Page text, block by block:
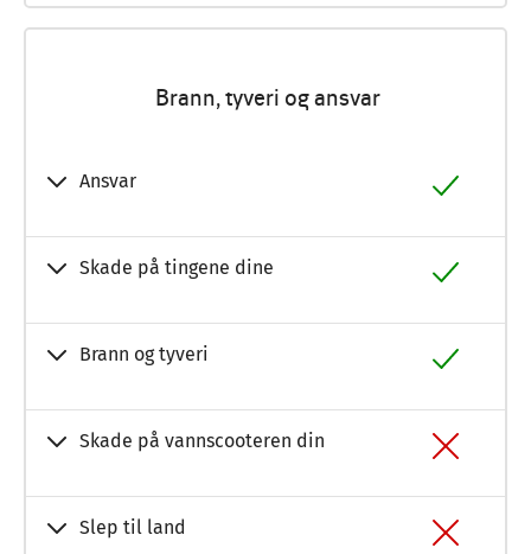
Brann, tyveri og ansvar
Ansvar
Skade på tingene dine
Brann og tyveri
Skade på vannscooteren din
Slep til land